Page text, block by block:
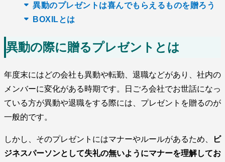
異動のプレゼントは喜んでもらえるものを贈ろう
BOXILとは
異動の際に贈るプレゼントとは
年度末にはどの会社も異動や転勤、退職などがあり、社内の
メンバーに変化がある時期です。日ごろ会社でお世話になっ
ている方が異動や退職をする際には、プレゼントを贈るのが
一般的です。
しかし、そのプレゼントにはマナーやルールがあるため、
ビ
ジネスパーソンとして失礼の無いようにマナーを理解してお